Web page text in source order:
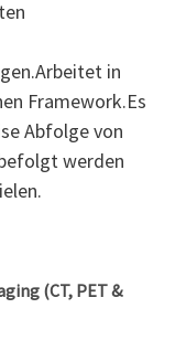
in
Framework.Es
Abfolge von
werden
(CT, PET &